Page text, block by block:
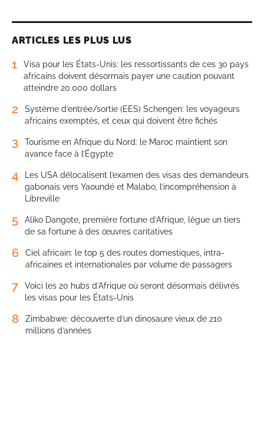
ARTICLES LES PLUS LUS
1
Visa pour les États-Unis: les ressortissants de ces 30 pays
africains doivent désormais payer une caution pouvant
atteindre 20.000 dollars
2
Système d’entrée/sortie (EES) Schengen: les voyageurs
africains exemptés, et ceux qui doivent être fichés
3
Tourisme en Afrique du Nord: le Maroc maintient son
avance face à l’Égypte
4
Les USA délocalisent l’examen des visas des demandeurs
gabonais vers Yaoundé et Malabo, l’incompréhension à
Libreville
5
Aliko Dangote, première fortune d’Afrique, lègue un tiers
de sa fortune à des œuvres caritatives
6
Ciel africain: le top 5 des routes domestiques, intra-
africaines et internationales par volume de passagers
7
Voici les 20 hubs d’Afrique où seront désormais délivrés
les visas pour les États-Unis
8
Zimbabwe: découverte d’un dinosaure vieux de 210
millions d’années